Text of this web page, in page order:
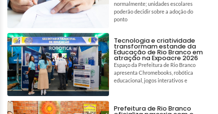
normalmente; unidades escolares
poderão decidir sobre a adoção do
ponto
Tecnologia e criatividade
transformam estande da
Educação de Rio Branco em
atração na Expoacre 2026
Espaço da Prefeitura de Rio Branco
apresenta Chromebooks, robótica
educacional, jogos interativos e
Prefeitura de Rio Branco